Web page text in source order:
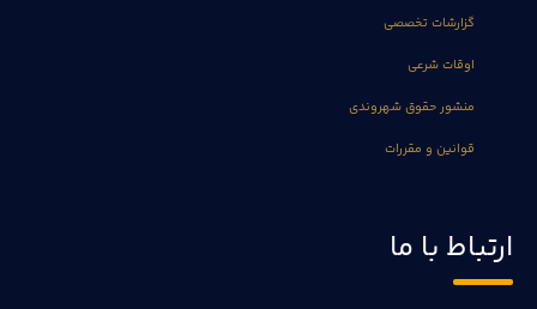
گزارشات تخصصی
اوقات شرعی
منشور حقوق شهروندی
قوانین و مقررات
ارتباط با ما